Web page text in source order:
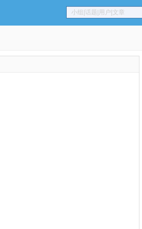
小组|话题|用户|文章